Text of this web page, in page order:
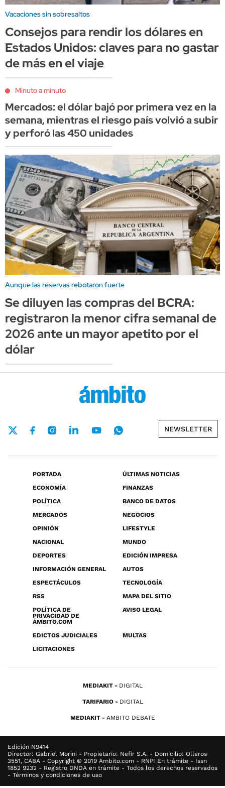
Vacaciones sin sobresaltos
Consejos para rendir los dólares en
Estados Unidos: claves para no gastar
de más en el viaje
Minuto a minuto
Mercados: el dólar bajó por primera vez en la
semana, mientras el riesgo país volvió a subir
y perforó las 450 unidades
Aunque las reservas rebotaron fuerte
Se diluyen las compras del BCRA:
registraron la menor cifra semanal de
2026 ante un mayor apetito por el
dólar
NEWSLETTER
PORTADA
ÚLTIMAS NOTICIAS
ECONOMÍA
FINANZAS
POLÍTICA
BANCO DE DATOS
MERCADOS
NEGOCIOS
OPINIÓN
LIFESTYLE
NACIONAL
MUNDO
DEPORTES
EDICIÓN IMPRESA
INFORMACIÓN GENERAL
AUTOS
ESPECTÁCULOS
TECNOLOGÍA
RSS
MAPA DEL SITIO
POLÍTICA DE
PRIVACIDAD DE
ÁMBITO.COM
AVISO LEGAL
EDICTOS JUDICIALES
MULTAS
LICITACIONES
MEDIAKIT DIGITAL
TARIFARIO DIGITAL
MEDIAKIT AMBITO DEBATE
Edición N9414
Director: Gabriel Morini - Propietario: Nefir S.A. - Domicilio: Olleros
3551, CABA - Copyright © 2019 Ambito.com - RNPI En trámite - Issn
1852 9232 - Registro DNDA en trámite - Todos los derechos reservados
- Términos y condiciones de uso